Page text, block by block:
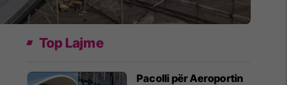
Top Lajme
Pacolli për Aeroportin